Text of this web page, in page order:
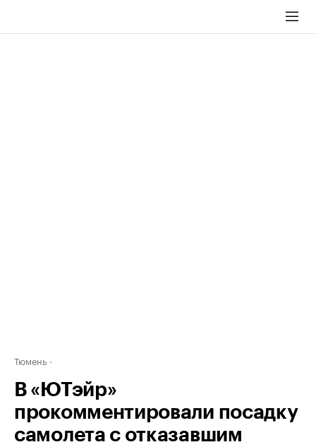
Тюмень
В «ЮТэйр»
прокомментировали посадку
самолета с отказавшим